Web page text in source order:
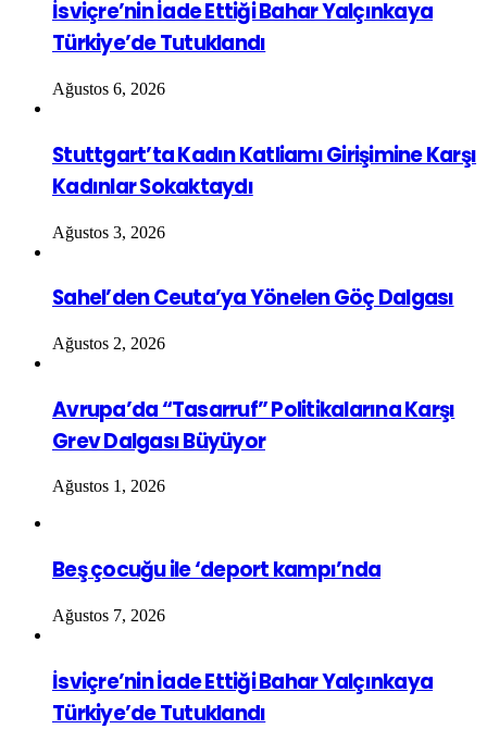
İsviçre’nin İade Ettiği Bahar Yalçınkaya
Türkiye’de Tutuklandı
Ağustos 6, 2026
Stuttgart’ta Kadın Katliamı Girişimine Karşı
Kadınlar Sokaktaydı
Ağustos 3, 2026
Sahel’den Ceuta’ya Yönelen Göç Dalgası
Ağustos 2, 2026
Avrupa’da “Tasarruf” Politikalarına Karşı
Grev Dalgası Büyüyor
Ağustos 1, 2026
Beş çocuğu ile ‘deport kampı’nda
Ağustos 7, 2026
İsviçre’nin İade Ettiği Bahar Yalçınkaya
Türkiye’de Tutuklandı